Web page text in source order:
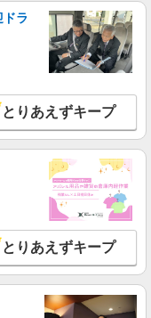
ドラ
とりあえずキープ
とりあえずキープ